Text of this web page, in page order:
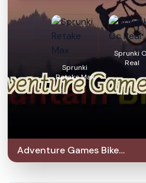
Sprunki
Retake Max
Sprunki
Real
Adventure Games Bike
Xtreme